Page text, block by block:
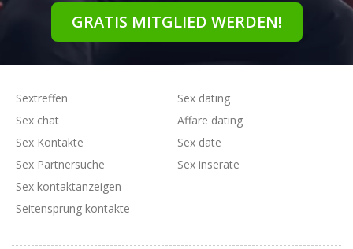
GRATIS MITGLIED WERDEN!
Sextreffen
Sex chat
Sex Kontakte
Sex dating
Affäre dating
Sex date
Sex Partnersuche
Sex kontaktanzeigen
Seitensprung kontakte
Sex inserate